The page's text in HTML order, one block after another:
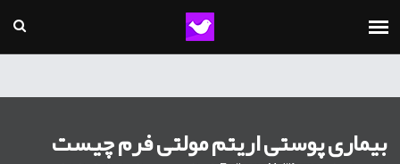
بیماری پوستی اریتم مولتی فرم چیست